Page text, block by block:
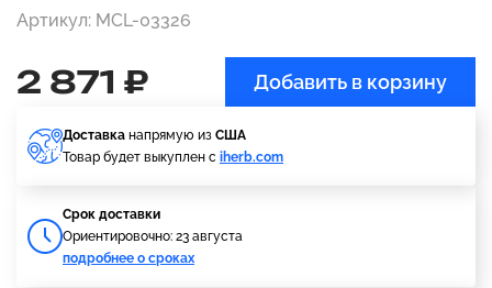
Артикул: MCL-03326
2 871 ₽ Добавить в корзину
Доставка напрямую из США
Товар будет выкуплен с iherb.com
Cрок доставки
Ориентировочно: 23 августа
подробнее о сроках